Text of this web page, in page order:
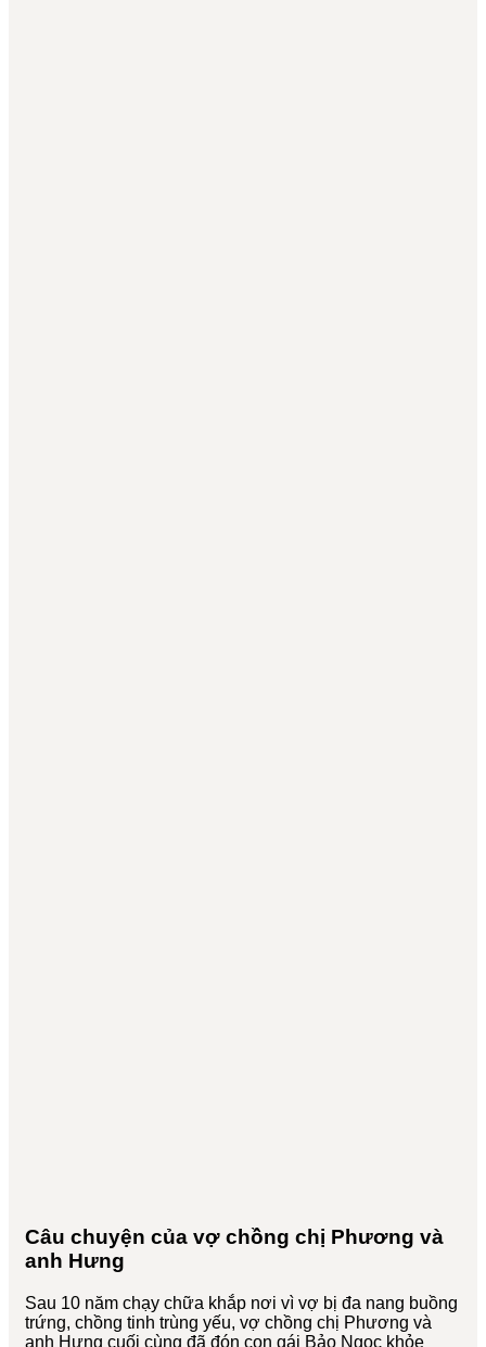
Câu chuyện của vợ chồng chị Phương và
anh Hưng
Sau 10 năm chạy chữa khắp nơi vì vợ bị đa nang buồng
trứng, chồng tinh trùng yếu, vợ chồng chị Phương và
anh Hưng cuối cùng đã đón con gái Bảo Ngọc khỏe